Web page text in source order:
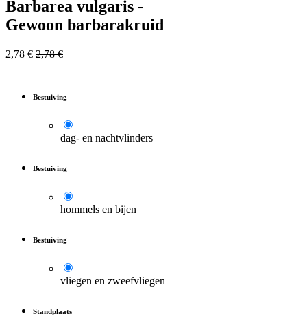
Barbarea vulgaris -
Gewoon barbarakruid
2,78 € 2,78€
Bestuiving
dag- en nachtvlinders
Bestuiving
hommels en bijen
Bestuiving
vliegen en zweefvliegen
Standplaats